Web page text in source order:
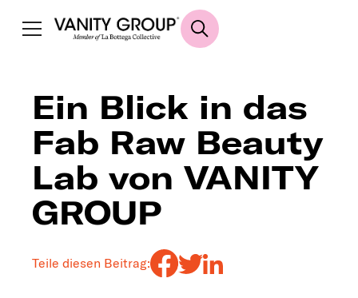
Ein Blick in das
Fab Raw Beauty
Lab von VANITY
GROUP
Teile diesen Beitrag: